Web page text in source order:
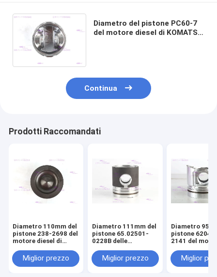
Diametro del pistone PC60-7
del motore diesel di KOMATSU
Continua
Prodotti Raccomandati
Diametro 110mm del
pistone 238-2698 del
motore diesel di
Miglior prezzo
Diametro 111mm del
pistone 65.02501-
0228B delle
motore di DOOSAN
DE08T
Miglior prezzo
Diametro
pistone 6204-
2141 del
S4D95LE-2
Miglior